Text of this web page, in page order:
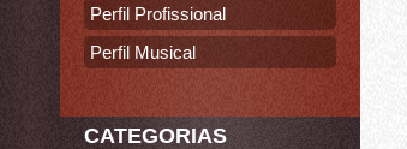
Perfil Profissional
Perfil Musical
CATEGORIAS